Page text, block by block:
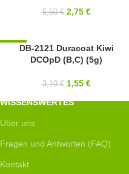
5,50€ 2,75 €
-50%
SOLD OUT
DB-2121 Duracoat Kiwi
DCOpD (B,C) (5g)
3,10€ 1,55 €
WISSENSWERTES
Über uns
Fragen und Antworten (FAQ)
Kontakt